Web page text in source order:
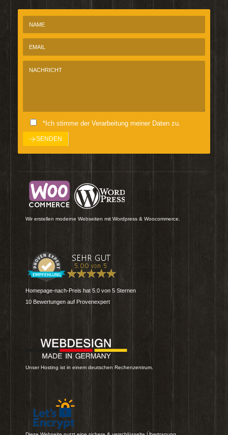
*Ich stimme der Verarbeitung meiner Daten zu.
Wir erstellen moderne Webseiten mit Wordpress & Woocommerce.
Homepage-nach-Preis hat 5.0 von 5 Sternen
10 Bewertungen auf Provenexpert
Unser Hosting ist in einem deutschen Rechenzentrum.